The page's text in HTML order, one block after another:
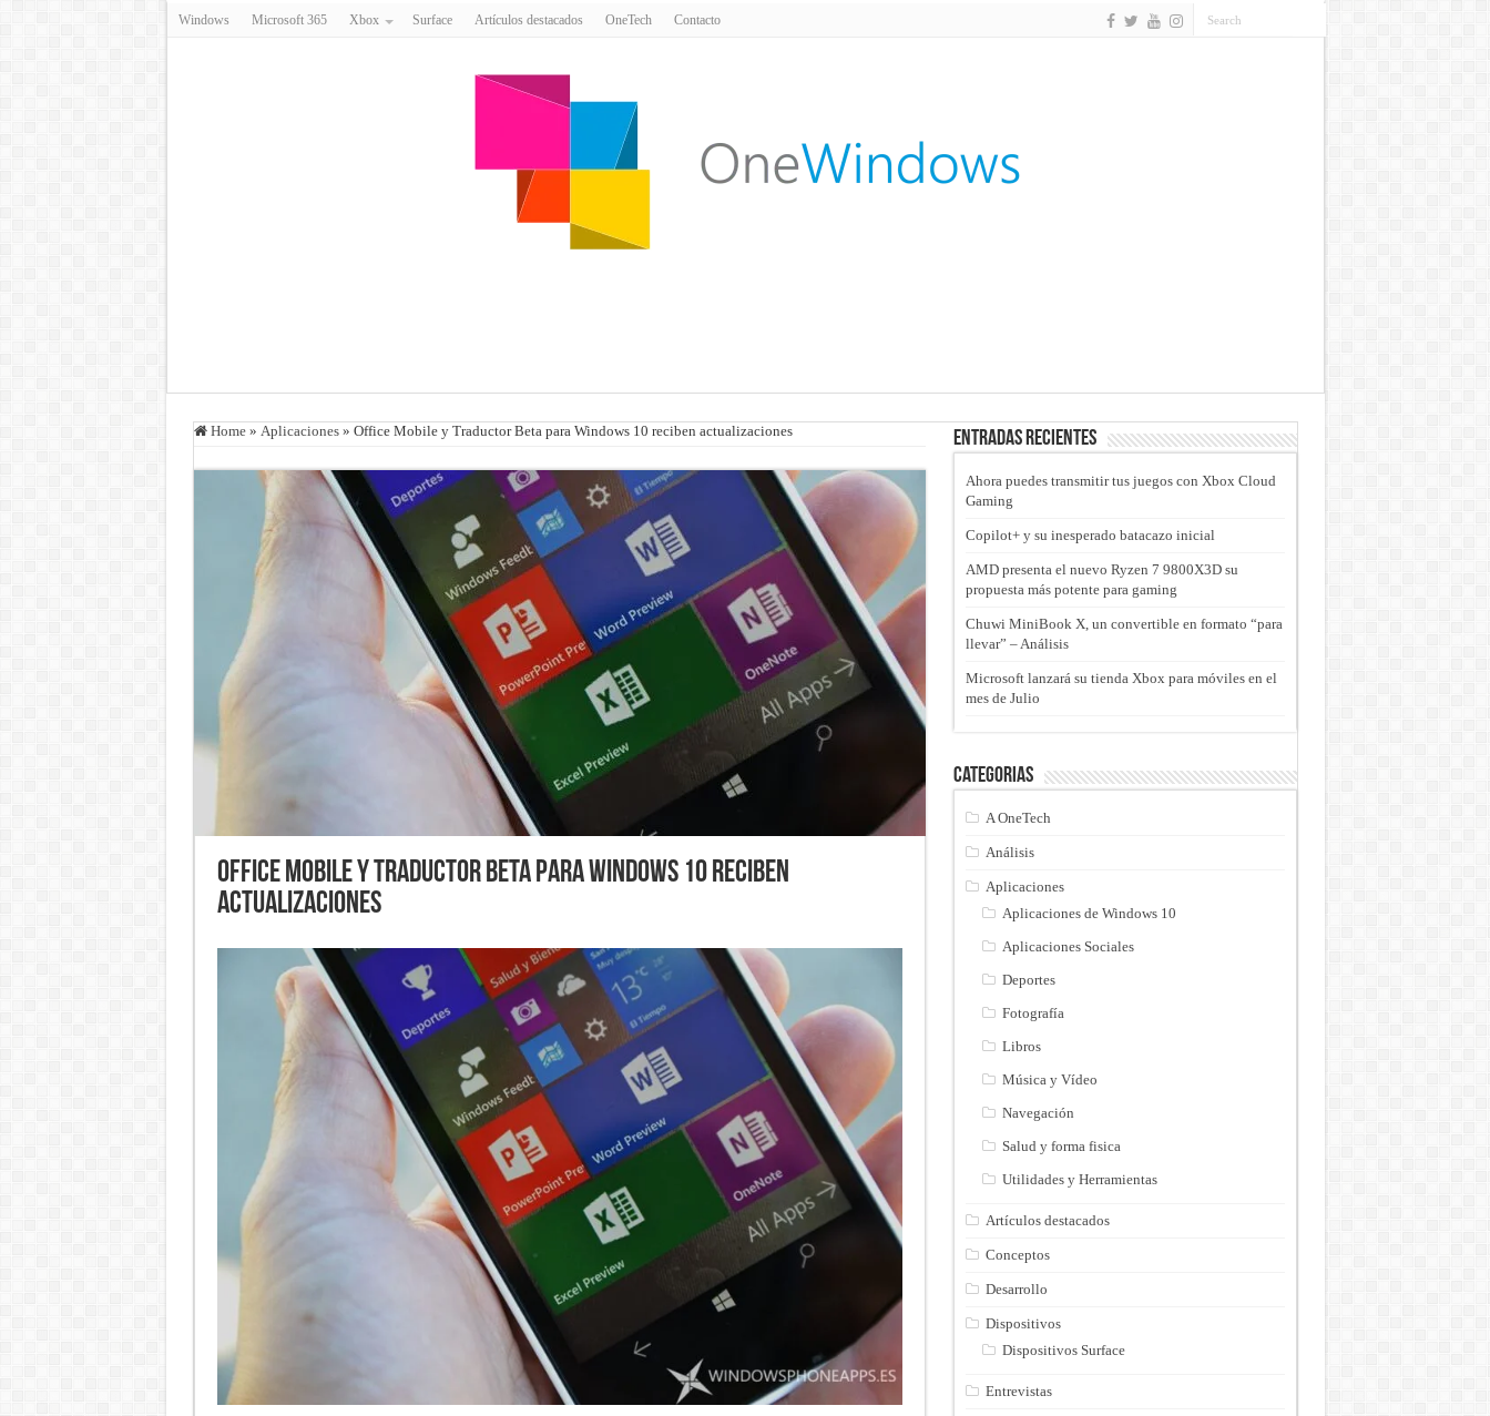
Windows Microsoft 365 Xbox Surface Artículos destacados OneTech Contacto
Home » Aplicaciones » Office Mobile y Traductor Beta para Windows 10 reciben actualizaciones
Office Mobile y Traductor Beta para Windows 10 reciben
actualizaciones
Entradas recientes
Ahora puedes transmitir tus juegos con Xbox Cloud
Gaming
Copilot+ y su inesperado batacazo inicial
AMD presenta el nuevo Ryzen 7 9800X3D su
propuesta más potente para gaming
Chuwi MiniBook X, un convertible en formato “para
llevar” – Análisis
Microsoft lanzará su tienda Xbox para móviles en el
mes de Julio
Categorias
A OneTech
Análisis
Aplicaciones
Aplicaciones de Windows 10
Aplicaciones Sociales
Deportes
Fotografía
Libros
Música y Vídeo
Navegación
Salud y forma fisica
Utilidades y Herramientas
Artículos destacados
Conceptos
Desarrollo
Dispositivos
Dispositivos Surface
Entrevistas